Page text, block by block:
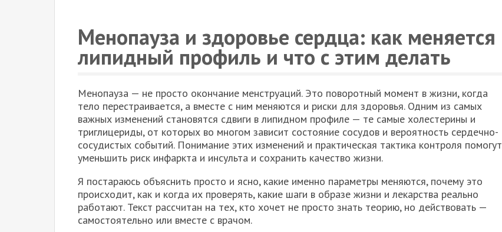
Менопауза и здоровье сердца: как меняется
липидный профиль и что с этим делать
Менопауза — не просто окончание менструаций. Это поворотный момент в жизни, когда
тело перестраивается, а вместе с ним меняются и риски для здоровья. Одним из самых
важных изменений становятся сдвиги в липидном профиле — те самые холестерины и
триглицериды, от которых во многом зависит состояние сосудов и вероятность сердечно-
сосудистых событий. Понимание этих изменений и практическая тактика контроля помогут
уменьшить риск инфаркта и инсульта и сохранить качество жизни.
Я постараюсь объяснить просто и ясно, какие именно параметры меняются, почему это
происходит, как и когда их проверять, какие шаги в образе жизни и лекарства реально
работают. Текст рассчитан на тех, кто хочет не просто знать теорию, но действовать —
самостоятельно или вместе с врачом.